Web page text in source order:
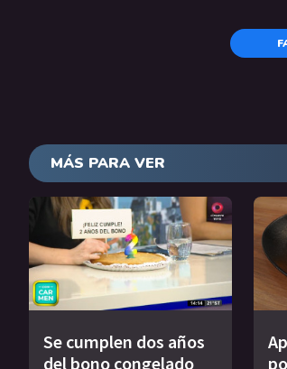
MÁS PARA VER
Se cumplen dos años
del bono congelado